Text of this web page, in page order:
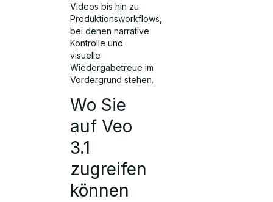
Videos bis hin zu
Produktionsworkflows,
bei denen narrative
Kontrolle und
visuelle
Wiedergabetreue im
Vordergrund stehen.
Wo Sie
auf Veo
3.1
zugreifen
können